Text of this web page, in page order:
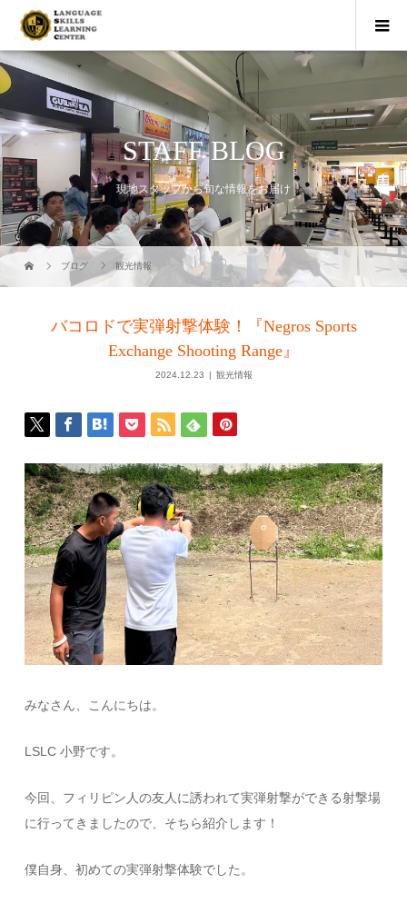
STAFF BLOG
現地スタッフから旬な情報をお届け
ブログ 観光情報
バコロドで実弾射撃体験！『Negros Sports
Exchange Shooting Range』
2024.12.23 観光情報
みなさん、こんにちは。
LSLC 小野です。
今回、フィリピン人の友人に誘われて実弾射撃ができる射撃場
に行ってきましたので、そちら紹介します！
僕自身、初めての実弾射撃体験でした。